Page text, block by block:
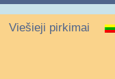
Viešieji pirkimai